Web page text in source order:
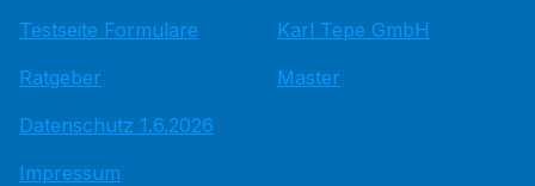
Testseite Formulare
Ratgeber
Datenschutz 1.6.2026
Impressum
Karl Tepe GmbH
Master